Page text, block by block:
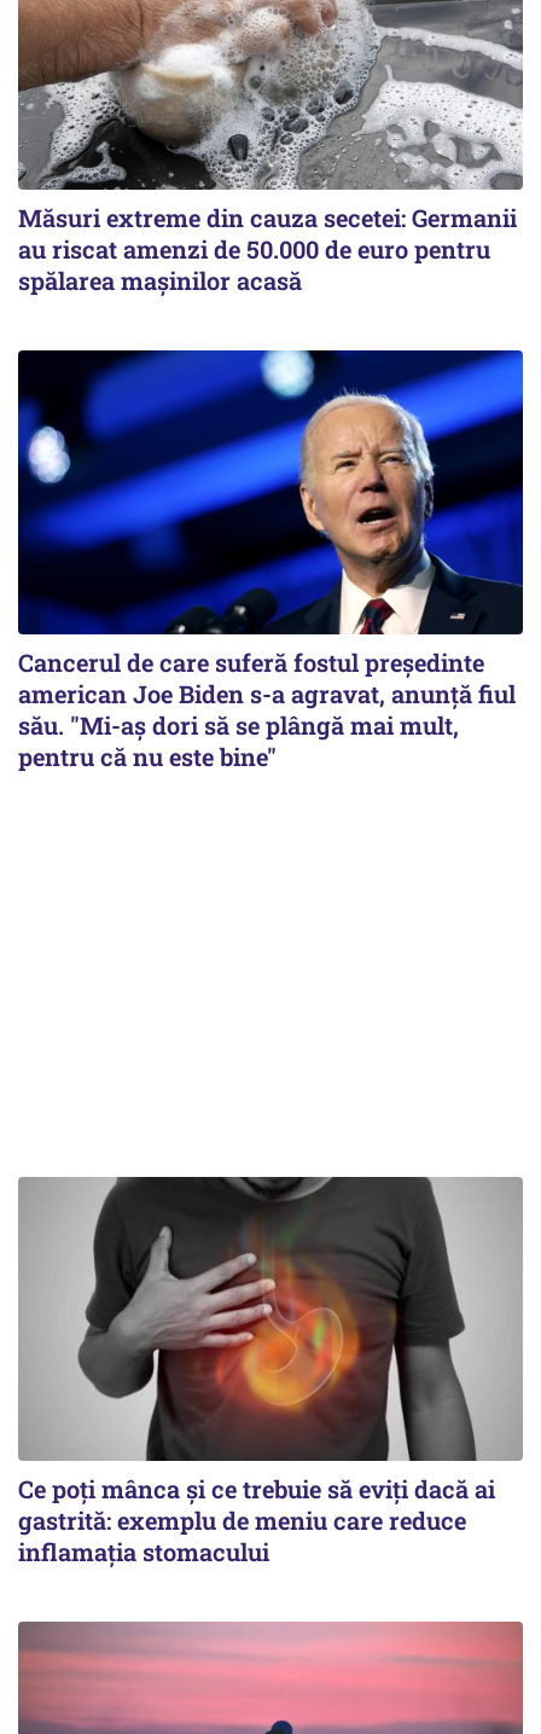
Măsuri extreme din cauza secetei: Germanii
au riscat amenzi de 50.000 de euro pentru
spălarea mașinilor acasă
Cancerul de care suferă fostul preşedinte
american Joe Biden s-a agravat, anunță fiul
său. "Mi-aș dori să se plângă mai mult,
pentru că nu este bine"
Ce poți mânca și ce trebuie să eviți dacă ai
gastrită: exemplu de meniu care reduce
inflamația stomacului